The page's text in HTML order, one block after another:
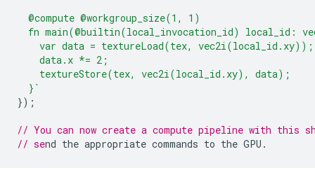
  @compute @workgroup_size(1, 1)
fn main(@builtin(local_invocation_id) local_id:
    var data = textureLoad(tex, vec2i(local_id.xy));
    data.x *= 2;
    textureStore(tex, vec2i(local_id.xy), data);
  }`
});
// You can now create a compute pipeline with this
// se